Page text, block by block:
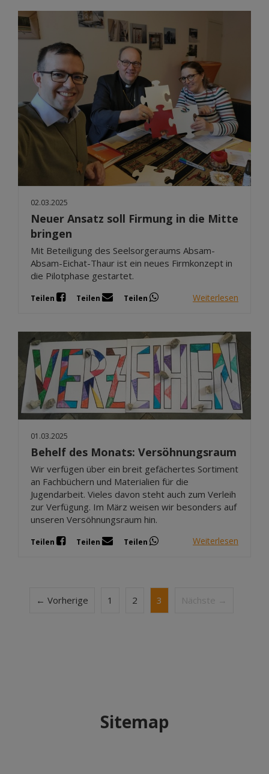
02.03.2025
Neuer Ansatz soll Firmung in die Mitte
bringen
Mit Beteiligung des Seelsorgeraums Absam-
Absam-Eichat-Thaur ist ein neues Firmkonzept in
die Pilotphase gestartet.
Teilen Teilen Teilen Weiterlesen
01.03.2025
Behelf des Monats: Versöhnungsraum
Wir verfügen über ein breit gefächertes Sortiment
an Fachbüchern und Materialien für die
Jugendarbeit. Vieles davon steht auch zum Verleih
zur Verfügung. Im März weisen wir besonders auf
unseren Versöhnungsraum hin.
Teilen Teilen Teilen Weiterlesen
← Vorherige 1 2 3 Nächste →
Sitemap